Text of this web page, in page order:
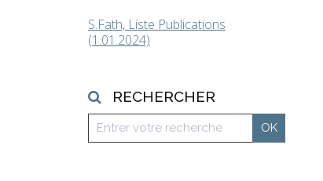
S.Fath, Liste Publications
(1.01.2024)
RECHERCHER